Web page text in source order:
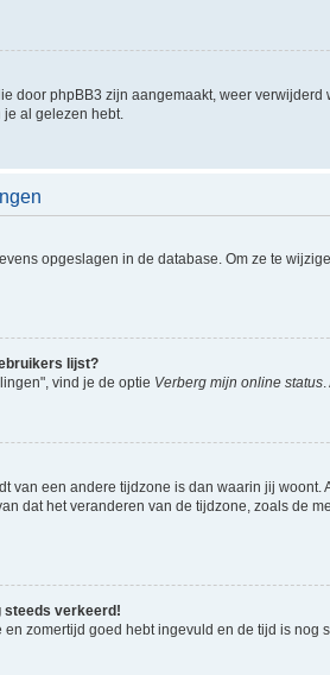
door phpBB3 zijn aangemaakt, weer
al gelezen hebt.
opgeslagen in de database. Om ze te
lijst?
vind je de optie Verberg mijn online status
van een andere tijdzone is dan waarin jij
dat het veranderen van de tijdzone, zoals
steeds verkeerd!
zomertijd goed hebt ingevuld en de tijd is